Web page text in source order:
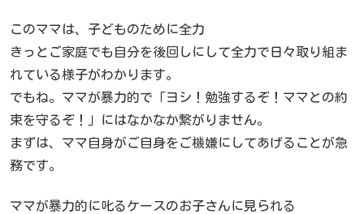
このママは、子どものために全力
きっとご家庭でも自分を後回しにして全力で日々取り組ま
れている様子がわかります。
でもね。ママが暴力的で「ヨシ！勉強するぞ！ママとの約
束を守るぞ！」にはなかなか繋がりません。
まずは、ママ自身がご自身をご機嫌にしてあげることが急
務です。
ママが暴力的に叱るケースのお子さんに見られる